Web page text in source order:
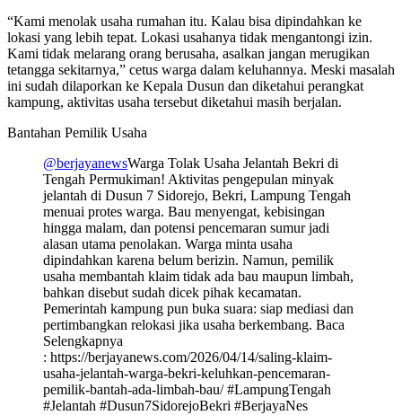
“Kami menolak usaha rumahan itu. Kalau bisa dipindahkan ke
lokasi yang lebih tepat. Lokasi usahanya tidak mengantongi izin.
Kami tidak melarang orang berusaha, asalkan jangan merugikan
tetangga sekitarnya,” cetus warga dalam keluhannya. Meski masalah
ini sudah dilaporkan ke Kepala Dusun dan diketahui perangkat
kampung, aktivitas usaha tersebut diketahui masih berjalan.
Bantahan Pemilik Usaha
@berjayanewsWarga Tolak Usaha Jelantah Bekri di
Tengah Permukiman! Aktivitas pengepulan minyak
jelantah di Dusun 7 Sidorejo, Bekri, Lampung Tengah
menuai protes warga. Bau menyengat, kebisingan
hingga malam, dan potensi pencemaran sumur jadi
alasan utama penolakan. Warga minta usaha
dipindahkan karena belum berizin. Namun, pemilik
usaha membantah klaim tidak ada bau maupun limbah,
bahkan disebut sudah dicek pihak kecamatan.
Pemerintah kampung pun buka suara: siap mediasi dan
pertimbangkan relokasi jika usaha berkembang. Baca
Selengkapnya
: https://berjayanews.com/2026/04/14/saling-klaim-
usaha-jelantah-warga-bekri-keluhkan-pencemaran-
pemilik-bantah-ada-limbah-bau/ #LampungTengah
#Jelantah #Dusun7SidorejoBekri #BerjayaNes